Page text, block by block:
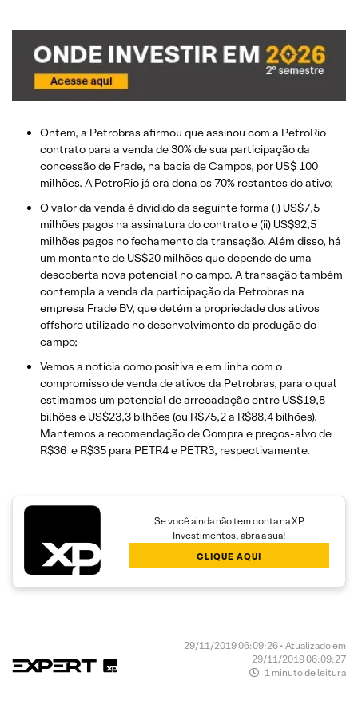
Ontem, a Petrobras afirmou que assinou com a PetroRio
contrato para a venda de 30% de sua participação da
concessão de Frade, na bacia de Campos, por US$ 100
milhões. A PetroRio já era dona os 70% restantes do ativo;
O valor da venda é dividido da seguinte forma (i) US$7,5
milhões pagos na assinatura do contrato e (ii) US$92,5
milhões pagos no fechamento da transação. Além disso, há
um montante de US$20 milhões que depende de uma
descoberta nova potencial no campo. A transação também
contempla a venda da participação da Petrobras na
empresa Frade BV, que detém a propriedade dos ativos
offshore utilizado no desenvolvimento da produção do
campo;
Vemos a notícia como positiva e em linha com o
compromisso de venda de ativos da Petrobras, para o qual
estimamos um potencial de arrecadação entre US$19,8
bilhões e US$23,3 bilhões (ou R$75,2 a R$88,4 bilhões).
Mantemos a recomendação de Compra e preços-alvo de
R$36 e R$35 para PETR4 e PETR3, respectivamente.
Se você ainda não tem conta na XP
Investimentos, abra a sua!
CLIQUE AQUI
29/11/2019 06:09:26 • Atualizado em
29/11/2019 06:09:27
1 minuto de leitura